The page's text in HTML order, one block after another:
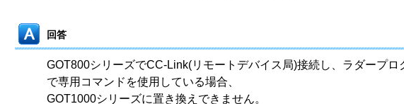
回答
GOT800シリーズでCC-Link(リモートデバイス局)接続し、ラダープロ
で専用コマンドを使用している場合、
GOT1000シリーズに置き換えできません。